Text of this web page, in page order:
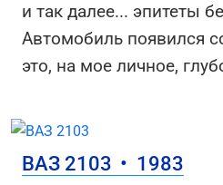
и так далее... эпитеты
Автомобиль появился
это, на мое личное,
ВАЗ 2103 • 1983